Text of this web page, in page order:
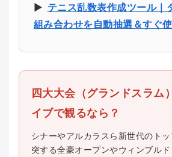
▶︎ テニス乱数表作成ツール｜
組み合わせを自動抽選＆すぐ
四大大会（グランドスラム
イブで観るなら？
シナーやアルカラスら新世代のト
突する全豪オープンやウィンブル